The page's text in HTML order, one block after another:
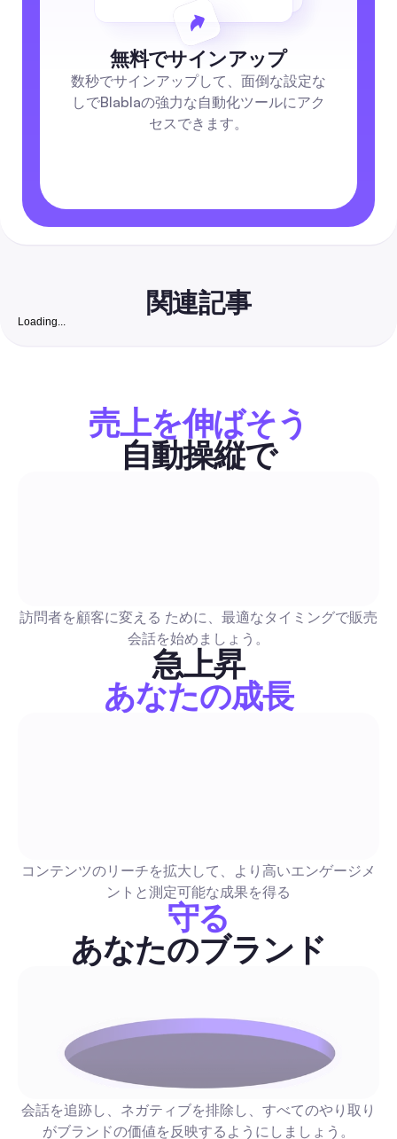
無料でサインアップ
数秒でサインアップして、面倒な設定な
しでBlablaの強力な自動化ツールにアク
セスできます。
関連記事
ント、保存、DM）に結びついた繰り返し使える字幕の公式を
ょう。さらに、A/BテストやCTAスクリプトも含まれています
な例、自動化の設計図（コメント返信、DMファネル、モデレ
ン）、測定チェックリストも提供され、字幕を活用したエンゲ
販売とリード生成
リーチワークフロー
クリエイター向けの購入ガイドには、英国の料金（月額および
間）、InMailクレジットの内訳、およびクリエイター、ソーシ
ージャー、セールスプロ、リクルーター向けのシナリオベース
セージごとの費用対効果が含まれています。安全チェックリス
LinkedIn Premiumの購入、組み合わせ、またはスキップをして
リーチを安全に拡大するためのステップバイステップのハイブ
販売とリード生成
スケジュールワークフロー、DMファネル、正確な指標、時間
て視聴者をリードに変えるための完成済みストーリーテンプレ
インスタグラムストーリーズビュー: 2026年完全ガ
エンゲージメントを高め、視聴者をリードに変えるた
術と自動化
優先された戦術、コピーのテンプレート、A/Bテストのアイデ
を含む実験主導のチェックリストに加え、アウトリーチを安全
ールするステップバイステップの自動化プレイブックを手に入
ょう。Instagramストーリーの視聴をどのようにして返信、DM
Loading...
売上を伸ばそう
自動操縦で
訪問者を顧客に変える ために、最適なタイミングで販売
会話を始めましょう。
急上昇
あなたの成長
コンテンツのリーチを拡大して、より高いエンゲージメ
ントと測定可能な成果を得る
守る
あなたのブランド
会話を追跡し、ネガティブを排除し、すべてのやり取り
がブランドの価値を反映するようにしましょう。